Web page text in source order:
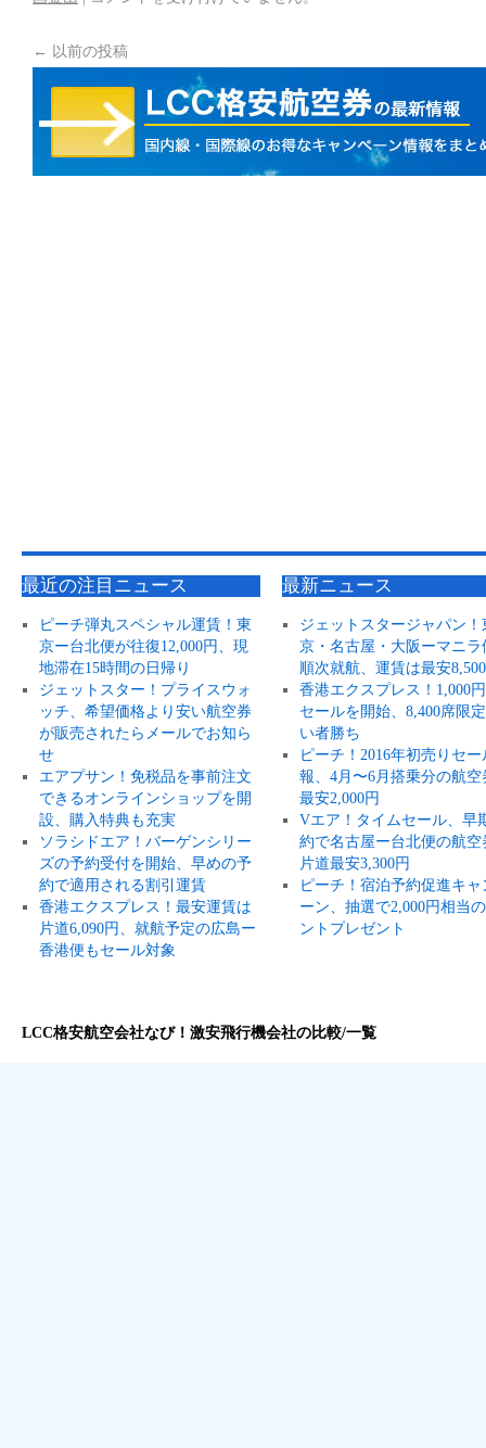
← 以前の投稿
最近の注目ニュース
ピーチ弾丸スペシャル運賃！東
京ー台北便が往復12,000円、現
地滞在15時間の日帰り
ジェットスター！プライスウォ
ッチ、希望価格より安い航空券
が販売されたらメールでお知ら
せ
エアプサン！免税品を事前注文
できるオンラインショップを開
設、購入特典も充実
ソラシドエア！バーゲンシリー
ズの予約受付を開始、早めの予
約で適用される割引運賃
香港エクスプレス！最安運賃は
片道6,090円、就航予定の広島ー
香港便もセール対象
最新ニュース
ジェットスタージャパン！
京・名古屋・大阪ーマニラ
順次就航、運賃は最安
香港エクスプレス！1,000
セールを開始、8,400席限
い者勝ち
ピーチ！2016年初売りセー
報、4月〜6月搭乗分の航空
最安2,000円
Vエア！タイムセール、早
約で名古屋ー台北便の航空
片道最安3,300円
ピーチ！宿泊予約促進キャ
ーン、抽選で2,000円相当
ントプレゼント
LCC格安航空会社なび！激安飛行機会社の比較/一覧